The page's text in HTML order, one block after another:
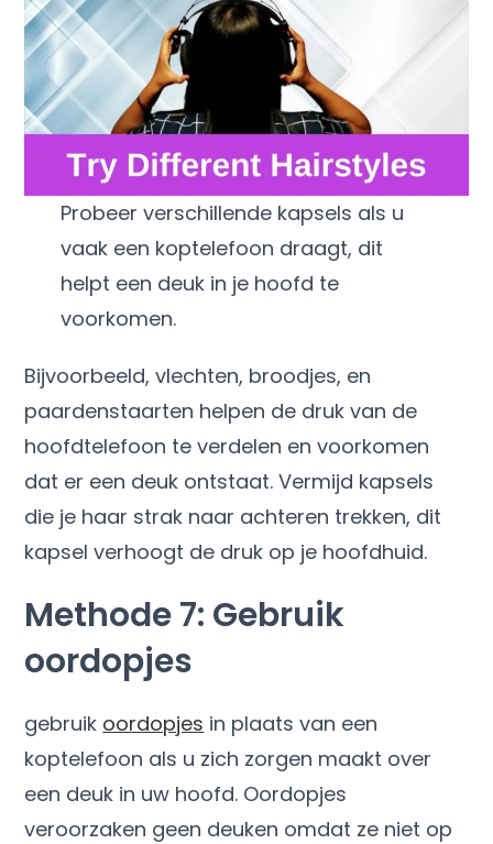
Probeer verschillende kapsels als u
vaak een koptelefoon draagt, dit
helpt een deuk in je hoofd te
voorkomen.
Bijvoorbeeld, vlechten, broodjes, en
paardenstaarten helpen de druk van de
hoofdtelefoon te verdelen en voorkomen
dat er een deuk ontstaat. Vermijd kapsels
die je haar strak naar achteren trekken, dit
kapsel verhoogt de druk op je hoofdhuid.
Methode 7: Gebruik
oordopjes
gebruik oordopjes in plaats van een
koptelefoon als u zich zorgen maakt over
een deuk in uw hoofd. Oordopjes
veroorzaken geen deuken omdat ze niet op